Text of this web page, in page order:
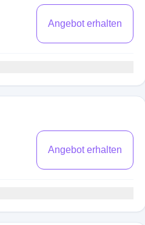
Angebot erhalten
Angebot erhalten